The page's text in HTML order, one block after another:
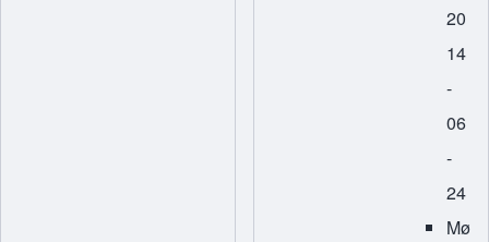
20
14
-
06
-
24
Mø